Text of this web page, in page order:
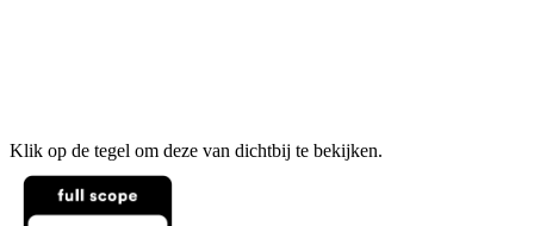
Klik op de tegel om deze van dichtbij te bekijken.